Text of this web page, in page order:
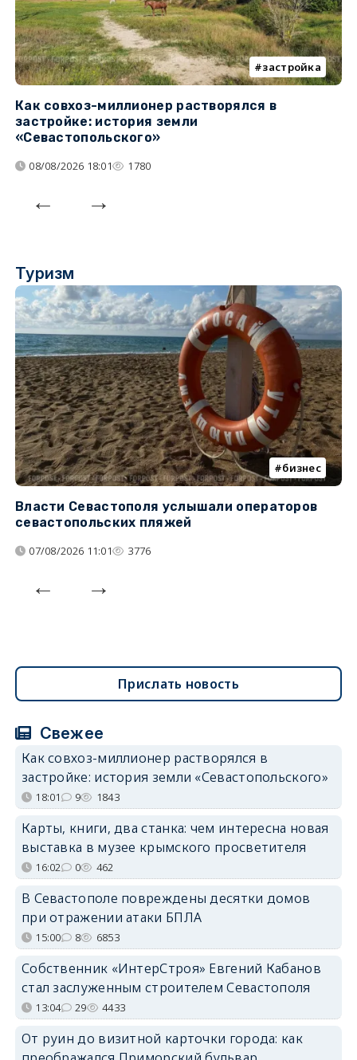
застройка
Как совхоз-миллионер растворялся в
застройке: история земли
«Севастопольского»
08/08/2026 18:01 1780
Туризм
бизнес
Власти Севастополя услышали операторов
севастопольских пляжей
07/08/2026 11:01 3776
Прислать новость
Свежее
Как совхоз-миллионер растворялся в
застройке: история земли «Севастопольского»
18:01 9 1843
Карты, книги, два станка: чем интересна новая
выставка в музее крымского просветителя
16:02 0 462
В Севастополе повреждены десятки домов
при отражении атаки БПЛА
15:00 8 6853
Собственник «ИнтерСтроя» Евгений Кабанов
стал заслуженным строителем Севастополя
13:04 29 4433
От руин до визитной карточки города: как